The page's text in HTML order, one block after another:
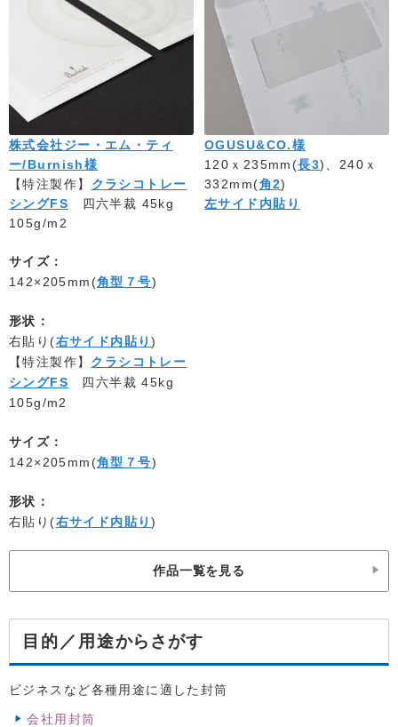
株式会社ジー・エム・ティ
ー/Burnish様
【特注製作】 クラシコトレー
シングFS 四六半裁 45kg
105g/m2
サイズ：
142×205mm(角型７号)
形状：
右貼り(右サイド内貼り)
【特注製作】 クラシコトレー
シングFS 四六半裁 45kg
105g/m2
サイズ：
142×205mm(角型７号)
形状：
右貼り(右サイド内貼り)
OGUSU&CO.様
120ｘ235mm(長3)、240ｘ
332mm(角2)
左サイド内貼り
作品一覧を見る
目的／用途からさがす
ビジネスなど各種用途に適した封筒
会社用封筒